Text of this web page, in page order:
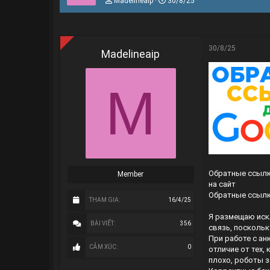
s
t
t
Madelineaip
M
Member
THAM GIA 16/4/25
BÀI VIẾT 356
CẢM XÚC 0
30/8/25
Обратные
на сайт
Обратные
Я размещаю
связь,
При работе с
отличие от тех,
плохо, роботы